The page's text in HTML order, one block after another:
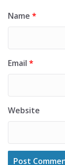
Name *
Email *
Website